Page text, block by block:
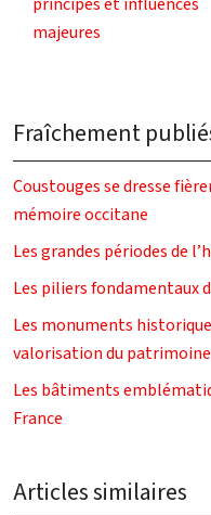
majeures
Fraîchement
Coustouges se dresse
mémoire occitane
Les grandes périodes de
Les piliers fondamentaux
Les monuments
valorisation du patrimoine
Les bâtiments
France
Articles similaires